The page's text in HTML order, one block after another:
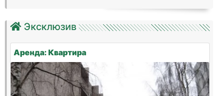
Эксклюзив
Аренда: Квартира